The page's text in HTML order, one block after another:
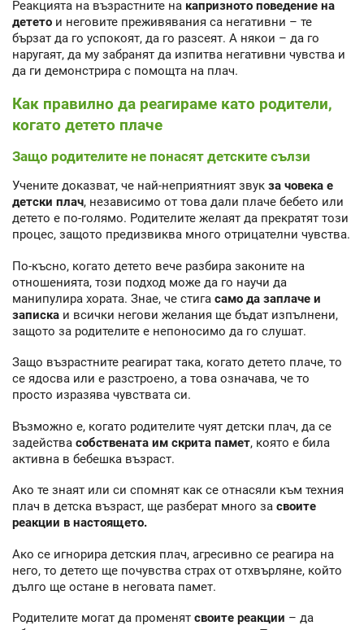
Реакцията на възрастните на капризното поведение на
детето и неговите преживявания са негативни – те
бързат да го успокоят, да го разсеят. А някои – да го
наругаят, да му забранят да изпитва негативни чувства и
да ги демонстрира с помощта на плач.
Как правилно да реагираме като родители,
когато детето плаче
Защо родителите не понасят детските сълзи
Учените доказват, че най-неприятният звук за човека е
детски плач, независимо от това дали плаче бебето или
детето е по-голямо. Родителите желаят да прекратят този
процес, защото предизвиква много отрицателни чувства.
По-късно, когато детето вече разбира законите на
отношенията, този подход може да го научи да
манипулира хората. Знае, че стига само да заплаче и
записка и всички негови желания ще бъдат изпълнени,
защото за родителите е непоносимо да го слушат.
Защо възрастните реагират така, когато детето плаче, то
се ядосва или е разстроено, а това означава, че то
просто изразява чувствата си.
Възможно е, когато родителите чуят детски плач, да се
задейства собствената им скрита памет, която е била
активна в бебешка възраст.
Ако те знаят или си спомнят как се отнасяли към техния
плач в детска възраст, ще разберат много за своите
реакции в настоящето.
Ако се игнорира детския плач, агресивно се реагира на
него, то детето ще почувства страх от отхвърляне, който
дълго ще остане в неговата памет.
Родителите могат да променят своите реакции – да